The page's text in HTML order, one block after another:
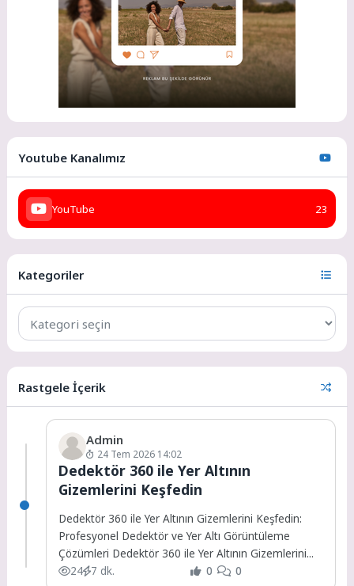
Youtube Kanalımız
YouTube 23
Kategoriler
Rastgele İçerik
Admin
24 Tem 2026 14:02
Dedektör 360 ile Yer Altının
Gizemlerini Keşfedin
Dedektör 360 ile Yer Altının Gizemlerini Keşfedin:
Profesyonel Dedektör ve Yer Altı Görüntüleme
Çözümleri Dedektör 360 ile Yer Altının Gizemlerini...
24 7 dk. 0 0